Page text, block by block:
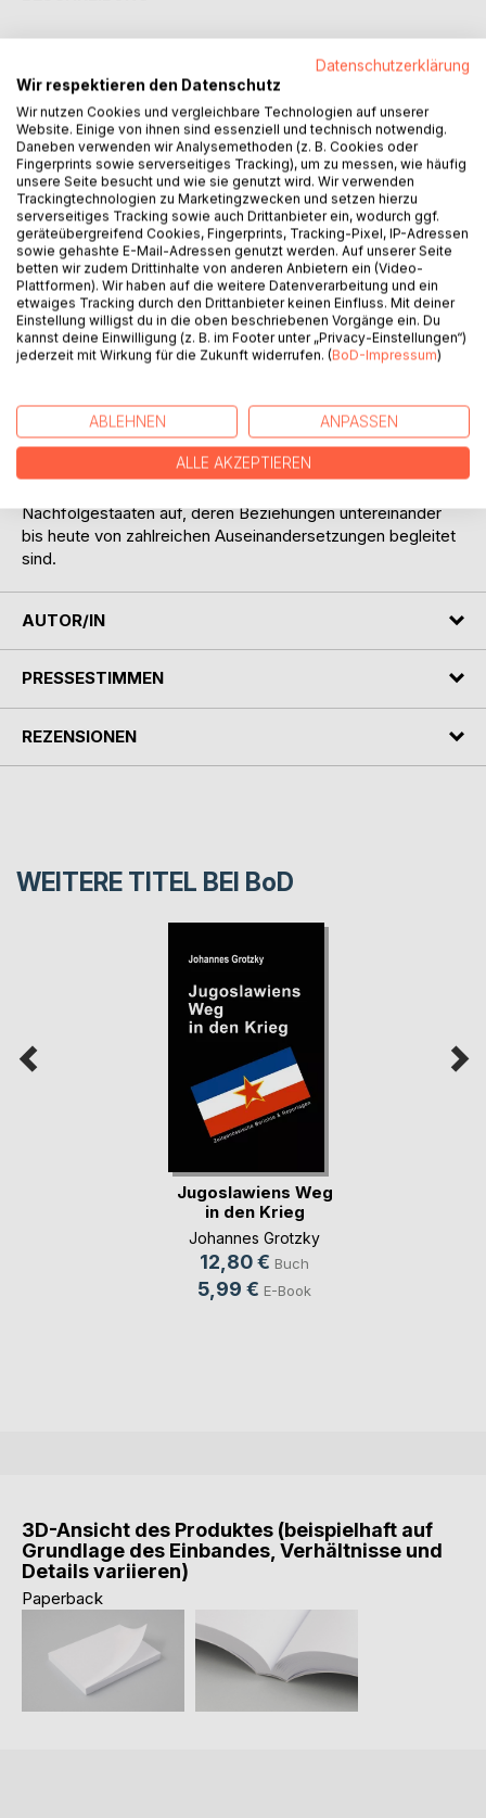
Michail Gorbatschow hat unter den Begriffen von Glasnost
und Perestrojka versucht, die Sowjetunion zu reformieren.
Meinungsvielfalt in den Medien, die Aufarbeitung der
Geschichte der kommunistischen Willkürherrschaft, die
Rehabilitierung verfemter Schriftsteller, die Freilassung
politischer Gefangener und eine radikale Abrüstungspolitik
machten weltweit Schlagzeilen. Der Begriff Glasnost ging
dafür in zahlreiche andere Sprachen ein.
Doch der wirtschaftliche Umbau, die Perestrojka,
scheiterte am Widerstand aus der kommunistischen Partei.
Viele Funktionäre wollten sich nicht einem
gleichberechtigten Wettbewerb mit anderen politischen
Kräften stellen. Staatsbetriebe scheuten die
Herausforderung durch eine freie Marktwirtschaft.
zwar schnell in sich zusammen. Aber damit war auch seine
Politik gescheitert, eine reformierte Sowjetunion in eine
neue, pluralistische Demokratie zu überführen. Das
Nachfolgestaaten auf, deren Beziehungen untereinander
bis heute von zahlreichen Auseinandersetzungen begleitet
sind.
AUTOR/IN
PRESSESTIMMEN
REZENSIONEN
WEITERE TITEL BEI BoD
Jugoslawiens Weg
in den Krieg
Johannes Grotzky
12,80 € Buch
5,99 € E-Book
3D-Ansicht des Produktes (beispielhaft auf
Grundlage des Einbandes, Verhältnisse und
Details variieren)
Paperback
Datenschutzerklärung
Wir respektieren den Datenschutz
Wir nutzen Cookies und vergleichbare Technologien auf unserer
Website. Einige von ihnen sind essenziell und technisch notwendig.
Daneben verwenden wir Analysemethoden (z. B. Cookies oder
Fingerprints sowie serverseitiges Tracking), um zu messen, wie häufig
unsere Seite besucht und wie sie genutzt wird. Wir verwenden
Trackingtechnologien zu Marketingzwecken und setzen hierzu
serverseitiges Tracking sowie auch Drittanbieter ein, wodurch ggf.
geräteübergreifend Cookies, Fingerprints, Tracking-Pixel, IP-Adressen
sowie gehashte E-Mail-Adressen genutzt werden. Auf unserer Seite
betten wir zudem Drittinhalte von anderen Anbietern ein (Video-
Plattformen). Wir haben auf die weitere Datenverarbeitung und ein
etwaiges Tracking durch den Drittanbieter keinen Einfluss. Mit deiner
Einstellung willigst du in die oben beschriebenen Vorgänge ein. Du
kannst deine Einwilligung (z. B. im Footer unter „Privacy-Einstellungen“)
jederzeit mit Wirkung für die Zukunft widerrufen. (BoD-Impressum)
ABLEHNEN ANPASSEN
ALLE AKZEPTIEREN